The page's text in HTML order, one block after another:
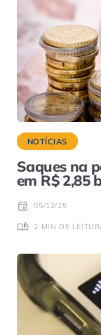
NOTÍCIAS
Saques na
em R$ 2,85
05/12/25
2 MIN DE